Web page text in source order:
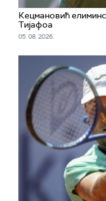
Кецмановић
Тијафоа
05. 08. 2026.